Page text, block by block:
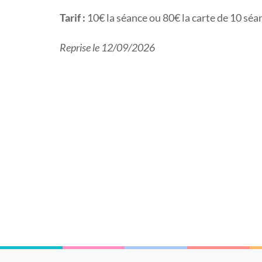
Tarif : 10€ la séance ou 80€ la carte de 10
Reprise le 12/09/2026